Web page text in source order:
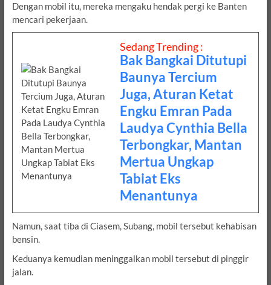
Dengan mobil itu, mereka mengaku hendak pergi ke Banten
mencari pekerjaan.
Sedang Trending :
Bak Bangkai Ditutupi
Baunya Tercium
Juga, Aturan Ketat
Engku Emran Pada
Laudya Cynthia Bella
Terbongkar, Mantan
Mertua Ungkap
Tabiat Eks
Menantunya
Namun, saat tiba di Ciasem, Subang, mobil tersebut kehabisan
bensin.
Keduanya kemudian meninggalkan mobil tersebut di pinggir
jalan.